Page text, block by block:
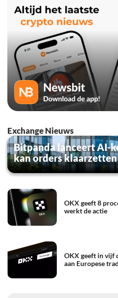
Exchange Nieuws
Bitpanda lanceert AI-
kan orders klaarzetten
OKX geeft 8
werkt de actie
OKX geeft in vijf
aan Europese